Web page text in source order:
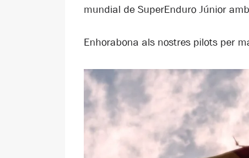
mundial de SuperEnduro Júnior
Enhorabona als nostres pilots per